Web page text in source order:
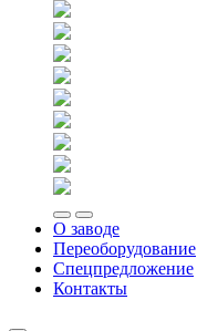
О заводе
Переоборудование
Спецпредложение
Контакты